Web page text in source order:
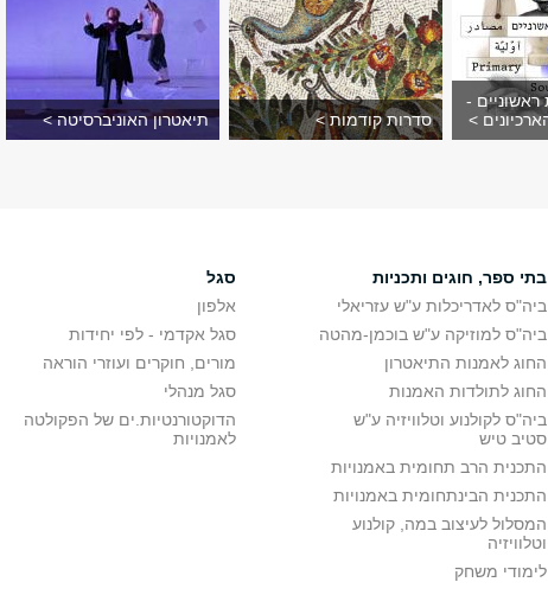
ראשוניים -
>
סדרות קודמות > תיאטרון האוניברסיטה >
בתי ספר, חוגים ותכניות
ביה"ס לאדריכלות ע"ש עזריאלי
ביה"ס למוזיקה ע"ש בוכמן-מהטה
החוג לאמנות התיאטרון
החוג לתולדות האמנות
ביה"ס לקולנוע וטלוויזיה ע"ש
סטיב טיש
התכנית הרב תחומית באמנויות
התכנית הבינתחומית באמנויות
המסלול לעיצוב במה, קולנוע
וטלוויזיה
לימודי משחק
סגל
אלפון
סגל אקדמי - לפי יחידות
מורים, חוקרים ועוזרי הוראה
סגל מנהלי
הדוקטורנטיות.ים של הפקולטה
לאמנויות